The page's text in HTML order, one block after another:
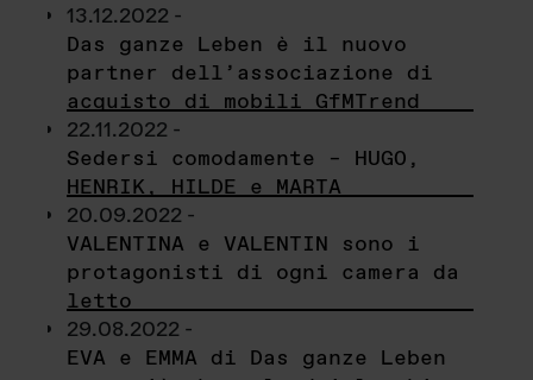
13.12.2022 -
Das ganze Leben è il nuovo
partner dell’associazione di
acquisto di mobili GfMTrend
22.11.2022 -
Sedersi comodamente – HUGO,
HENRIK, HILDE e MARTA
20.09.2022 -
VALENTINA e VALENTIN sono i
protagonisti di ogni camera da
letto
29.08.2022 -
EVA e EMMA di Das ganze Leben